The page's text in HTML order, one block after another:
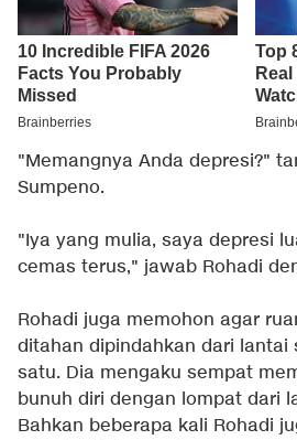
"Memangnya Anda depresi?"
Sumpeno.
"Iya yang mulia, saya depresi
cemas terus," jawab Rohadi
Rohadi juga memohon agar
ditahan dipindahkan dari lantai
satu. Dia mengaku sempat
bunuh diri dengan lompat dari
Bahkan beberapa kali Rohadi